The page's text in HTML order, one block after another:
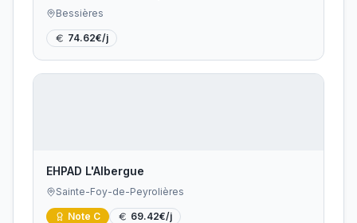
Bessières
74.62€/j
EHPAD L'Albergue
Sainte-Foy-de-Peyrolières
Note C 69.42€/j